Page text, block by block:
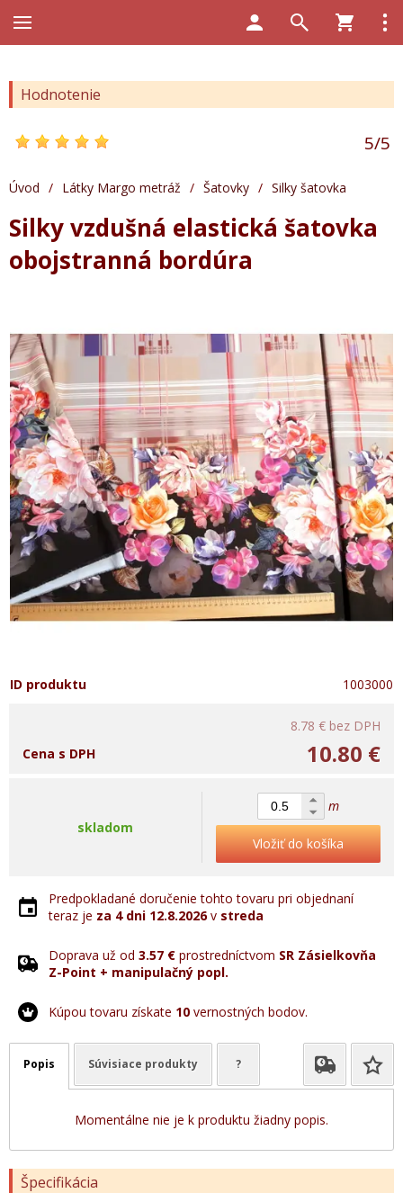
Hodnotenie
5/5
Úvod / Látky Margo metráž / Šatovky / Silky šatovka
Silky vzdušná elastická šatovka
obojstranná bordúra
ID produktu 1003000
8.78 € bez DPH
10.80 €
Cena s DPH
skladom
m
Vložiť do košíka
Predpokladané doručenie tohto tovaru pri objednaní
teraz je za 4 dni 12.8.2026v streda
Doprava už od 3.57 € prostredníctvom SR Zásielkovňa
Z-Point + manipulačný popl.
Kúpou tovaru získate 10 vernostných bodov.
Popis Súvisiace produkty ?
Momentálne nie je k produktu žiadny popis.
Špecifikácia